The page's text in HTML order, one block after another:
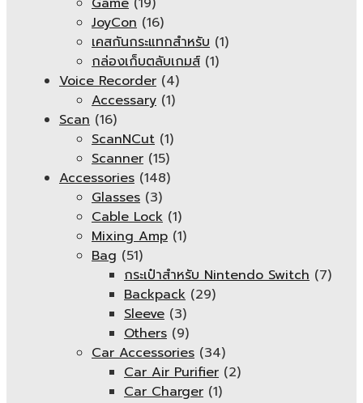
JoyCon (16)
เคสกันกระแทกสำหรับ (1)
กล่องเก็บตลับเกมส์ (1)
Voice Recorder (4)
Accessary (1)
Scan (16)
ScanNCut (1)
Scanner (15)
Accessories (148)
Glasses (3)
Cable Lock (1)
Mixing Amp (1)
Bag (51)
กระเป๋าสำหรับ Nintendo Switch (7)
Backpack (29)
Sleeve (3)
Others (9)
Car Accessories (34)
Car Air Purifier (2)
Car Charger (1)